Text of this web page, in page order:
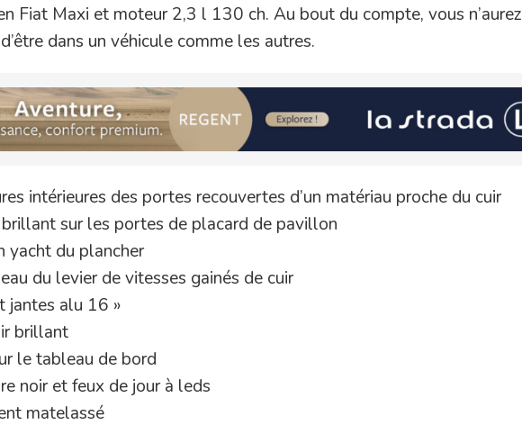
Fiat Maxi et moteur 2,3 l 130 ch. Au bout du compte, vous n’aurez
dans un véhicule comme les autres.
intérieures des portes recouvertes d’un matériau proche du cuir
sur les portes de placard de pavillon
yacht du plancher
du levier de vitesses gainés de cuir
jantes alu 16 »
brillant
le tableau de bord
noir et feux de jour à leds
matelassé